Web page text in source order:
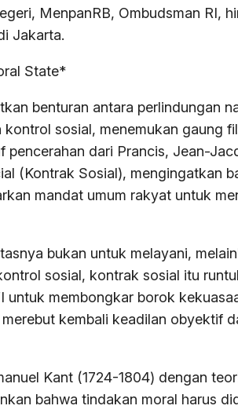
MenpanRB, Ombudsman RI,
Jakarta.
State*
benturan antara perlindungan
sosial, menemukan gaung
pencerahan dari Prancis, Jean-
(Kontrak Sosial), mengingatkan
mandat umum rakyat untuk
bukan untuk melayani,
sosial, kontrak sosial itu
untuk membongkar borok
kembali keadilan obyektif
Kant (1724-1804) dengan
bahwa tindakan moral harus